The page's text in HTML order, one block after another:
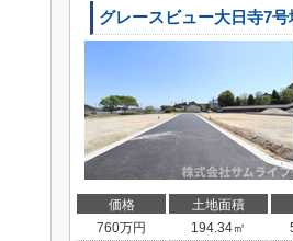
グレースビュー大日寺7号
価格 土地面積
760万円 194.34㎡